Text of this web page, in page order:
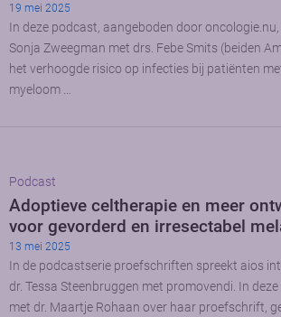
19 mei 2025
In deze podcast, aangeboden door
Sonja Zweegman met drs. Febe Smits (beiden
het verhoogde risico op infecties bij patiënten
myeloom …
Podcast
Adoptieve celtherapie en meer
voor gevorderd en irresectabel
13 mei 2025
In de podcastserie proefschriften spreekt aios
dr. Tessa Steenbruggen met promovendi. In
met dr. Maartje Rohaan over haar proefschrift,